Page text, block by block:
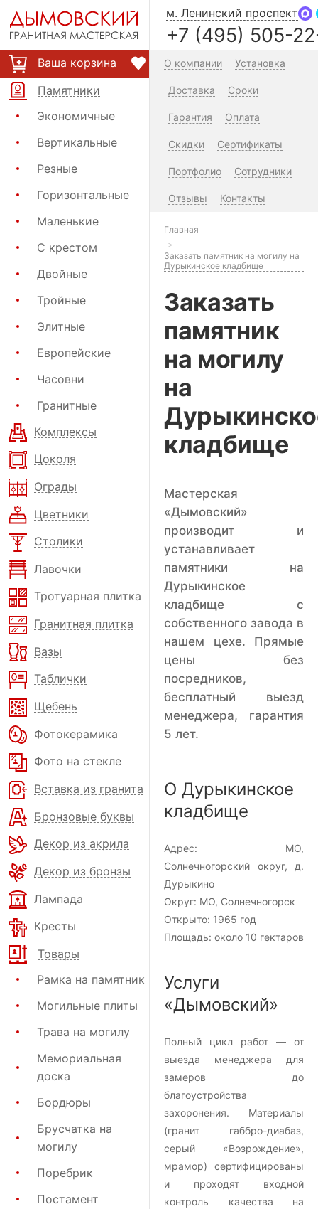
Ваша корзина
Памятники
Экономичные
Вертикальные
Резные
Горизонтальные
Маленькие
С крестом
Двойные
Тройные
Элитные
Европейские
Часовни
Гранитные
Комплексы
Цоколя
Ограды
Цветники
Столики
Лавочки
Тротуарная плитка
Гранитная плитка
Вазы
Таблички
Щебень
Фотокерамика
Фото на стекле
Вставка из гранита
Бронзовые буквы
Декор из акрила
Декор из бронзы
Лампада
Кресты
Товары
Рамка на памятник
Могильные плиты
Трава на могилу
Мемориальная
доска
Бордюры
Брусчатка на
могилу
Поребрик
Постамент
м. Ленинский проспект
+7 (495) 505-
О компании Установка
Доставка Сроки
Гарантия Оплата
Скидки Сертификаты
Портфолио Сотрудники
Отзывы Контакты
Главная
Заказать памятник на могилу на
Дурыкинское кладбище
Заказать
памятник
на могилу
на
кладбище
Мастерская
«Дымовский»
производит и
устанавливает
памятники на
Дурыкинское
кладбище с
собственного завода в
нашем цехе. Прямые
цены без
посредников,
бесплатный выезд
менеджера, гарантия
5 лет.
О Дурыкинское
кладбище
Адрес: МО,
Солнечногорский округ, д.
Дурыкино
Округ: МО, Солнечногорск
Открыто: 1965 год
Площадь: около 10 гектаров
Услуги
«Дымовский»
Полный цикл работ — от
выезда менеджера для
замеров до
благоустройства
захоронения. Материалы
(гранит габбро-диабаз,
серый «Возрождение»,
мрамор) сертифицированы
и проходят входной
контроль качества на